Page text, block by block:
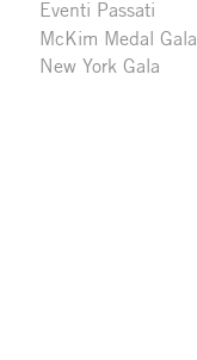
Eventi Passati
McKim Medal Gala
New York Gala